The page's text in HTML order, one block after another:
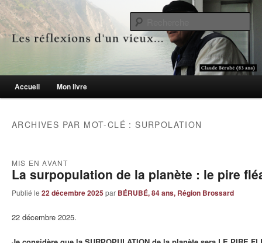
Les réflexions d'un vieux…
Le blogue des aînés de 65 ans et +
Menu principal
Aller au contenu principal
Aller au contenu secondaire
Accueil Mon livre
ARCHIVES PAR MOT-CLÉ :SURPOLATION
La surpopulation de la planète : le pire
MIS EN AVANT
Publié le 22 décembre 2025par BÉRUBÉ, 84 ans, Région Brossard
22 décembre 2025.